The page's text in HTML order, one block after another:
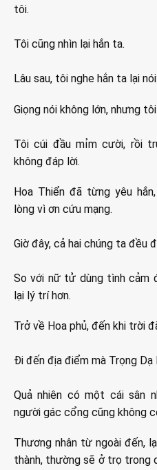
tôi.
Tôi cũng nhìn lại hắn ta.
Lâu sau, tôi nghe hắn ta lại
Giọng nói không lớn, nhưng
Tôi cúi đầu mỉm cười, rồi
không đáp lời.
Hoa Thiển đã từng yêu
lòng vì ơn cứu mạng.
Giờ đây, cả hai chúng ta đều
So với nữ tử dùng tình cảm
lại lý trí hơn.
Trở về Hoa phủ, đến khi trời
Đi đến địa điểm mà Trọng Dạ
Quả nhiên có một cái sân
người gác cổng cũng không
Thương nhân từ ngoài đến,
thành, thường sẽ ở trọ trong